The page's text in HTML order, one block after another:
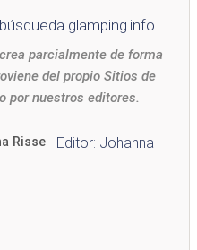
glamping.info
parcialmente de forma
del propio Sitios de
por nuestros editores.
Editor: Johanna